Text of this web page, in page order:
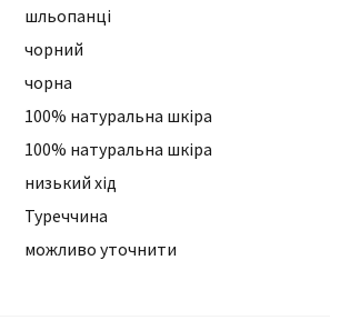
шльопанці
чорний
чорна
100% натуральна шкіра
100% натуральна шкіра
низький хід
Туреччина
можливо уточнити